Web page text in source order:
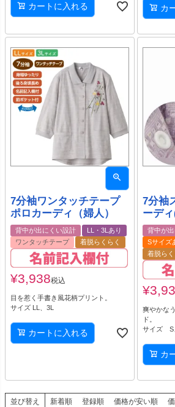
カートに入れる カ
7分袖ワンタッチテープ
ポロカーディ（婦人）
背中が出にくい設計
LL・3Lあり
ワンタッチテープ
着脱らくらく
¥3,938税込
目を惹く手書き風花柄プリント。
サイズ LL、3L
カートに入れる
7分袖
ーデ
背中が
Sサイズ
着脱らく
¥
爽やかな
ド。
サイズ S
カ
並び替え 新着順 登録順 価格が安い順